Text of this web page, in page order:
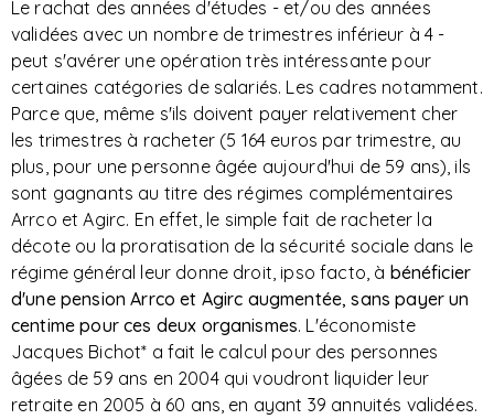
Le rachat des années d'études - et/ou des années
validées avec un nombre de trimestres inférieur à 4 -
peut s'avérer une opération très intéressante pour
certaines catégories de salariés. Les cadres notamment.
Parce que, même s'ils doivent payer relativement cher
les trimestres à racheter (5 164 euros par trimestre, au
plus, pour une personne âgée aujourd'hui de 59 ans), ils
sont gagnants au titre des régimes complémentaires
Arrco et Agirc. En effet, le simple fait de racheter la
décote ou la proratisation de la sécurité sociale dans le
régime général leur donne droit, ipso facto, à bénéficier
d'une pension Arrco et Agirc augmentée, sans payer un
centime pour ces deux organismes. L'économiste
Jacques Bichot* a fait le calcul pour des personnes
âgées de 59 ans en 2004 qui voudront liquider leur
retraite en 2005 à 60 ans, en ayant 39 annuités validées.